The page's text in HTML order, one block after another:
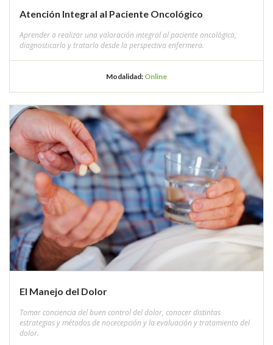
Atención Integral al Paciente Oncológico
Aprender a realizar una valoración integral al paciente oncológico,
diagnosticarlo y tratarlo desde la perspectiva enfermera.
Modalidad: Online
El Manejo del Dolor
Tomar conciencia del buen control del dolor, conocer distintas
estrategias y métodos de nocecepción y la evaluación y tratamiento del
dolor.